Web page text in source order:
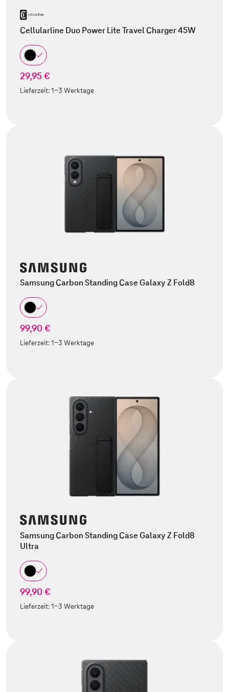
Cellularline Duo Power Lite Travel Charger 45W
29,95 €
Lieferzeit:1-3 Werktage
Samsung Carbon Standing Case Galaxy Z Fold8
99,90 €
Lieferzeit:1-3 Werktage
Samsung Carbon Standing Case Galaxy Z Fold8
Ultra
99,90 €
Lieferzeit:1-3 Werktage